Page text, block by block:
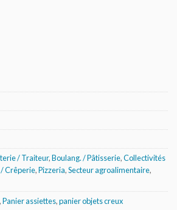
/ Traiteur,Boulang. / Pâtisserie,Collectivités
Crêperie,Pizzeria,Secteur agroalimentaire,
,Panier assiettes,panier objets creux